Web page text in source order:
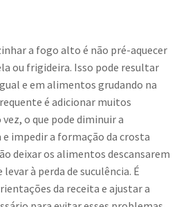
a fogo alto é não pré-aquecer
ou frigideira. Isso pode resultar
e em alimentos grudando na
é adicionar muitos
o que pode diminuir a
impedir a formação da crosta
deixar os alimentos descansarem
à perda de suculência. É
da receita e ajustar a